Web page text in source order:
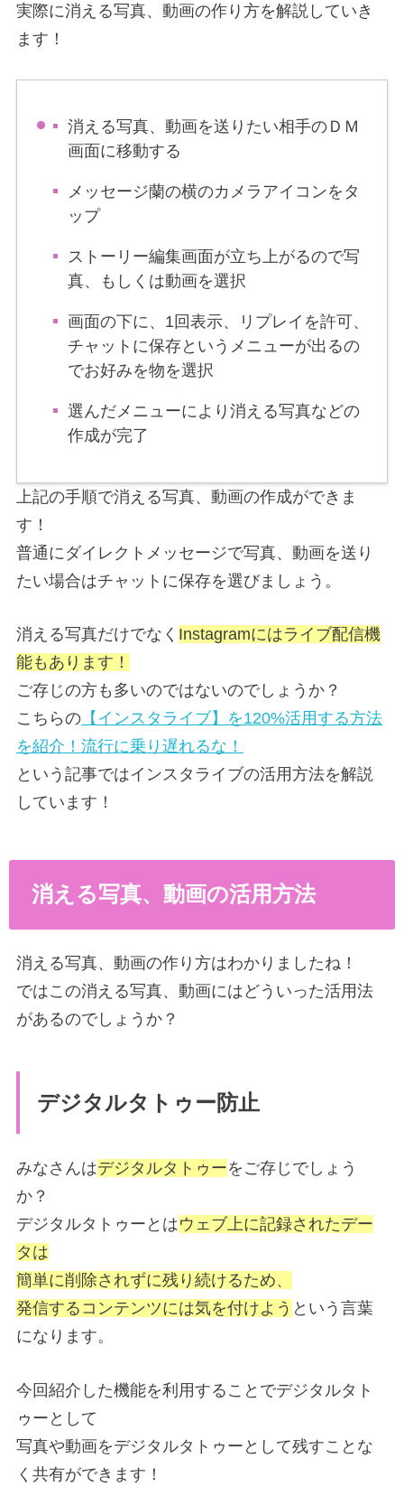
実際に消える写真、動画の作り方を解説していき
ます！
消える写真、動画を送りたい相手のＤＭ
画面に移動する
メッセージ蘭の横のカメラアイコンをタ
ップ
ストーリー編集画面が立ち上がるので写
真、もしくは動画を選択
画面の下に、1回表示、リプレイを許可、
チャットに保存というメニューが出るの
でお好みを物を選択
選んだメニューにより消える写真などの
作成が完了
上記の手順で消える写真、動画の作成ができま
す！
普通にダイレクトメッセージで写真、動画を送り
たい場合はチャットに保存を選びましょう。
消える写真だけでなく Instagramにはライブ配信機
能もあります！
ご存じの方も多いのではないのでしょうか？
こちらの 【インスタライブ】を120%活用する方法
を紹介！流行に乗り遅れるな！
という記事ではインスタライブの活用方法を解説
しています！
消える写真、動画の活用方法
消える写真、動画の作り方はわかりましたね！
ではこの消える写真、動画にはどういった活用法
があるのでしょうか？
デジタルタトゥー防止
みなさんはデジタルタトゥーをご存じでしょう
か？
デジタルタトゥーとはウェブ上に記録されたデー
タは
簡単に削除されずに残り続けるため、
発信するコンテンツには気を付けよう という言葉
になります。
今回紹介した機能を利用することでデジタルタト
ゥーとして
写真や動画をデジタルタトゥーとして残すことな
く共有ができます！